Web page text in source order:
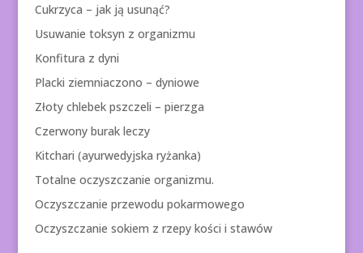
Cukrzyca – jak ją usunąć?
Usuwanie toksyn z organizmu
Konfitura z dyni
Placki ziemniaczono – dyniowe
Złoty chlebek pszczeli – pierzga
Czerwony burak leczy
Kitchari (ayurwedyjska ryżanka)
Totalne oczyszczanie organizmu.
Oczyszczanie przewodu pokarmowego
Oczyszczanie sokiem z rzepy kości i stawów